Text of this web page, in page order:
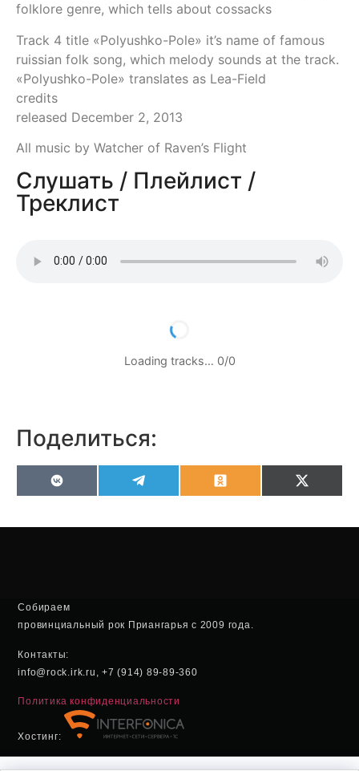
folklore genre, which tells about cossacks
Track 4 title «Polyushko-Pole» it’s name of famous
ruissian folk song, which melody sounds at the track.
«Polyushko-Pole» translates as Lea-Field
credits
released December 2, 2013
All music by Watcher of Raven’s Flight
Слушать / Плейлист /
Треклист
Loading tracks… 0/0
Поделиться:
VK OdnoklassnikiX
Собираем
провинциальный рок Приангарья с 2009 года.
Контакты:
info@rock.irk.ru, +7 (914) 89-89-360
Политика конфиденциальности
Хостинг: